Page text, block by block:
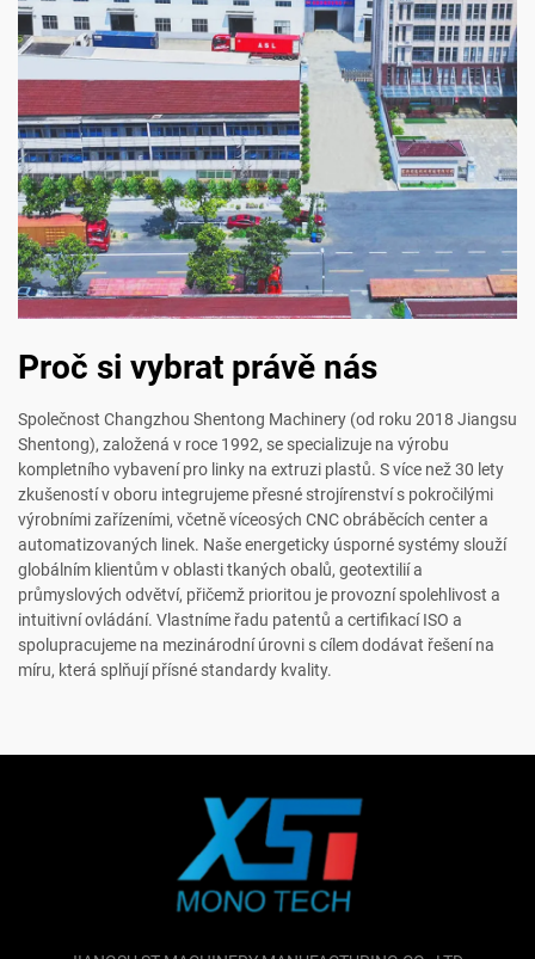
Proč si vybrat právě nás
Společnost Changzhou Shentong Machinery (od roku 2018 Jiangsu
Shentong), založená v roce 1992, se specializuje na výrobu
kompletního vybavení pro linky na extruzi plastů. S více než 30 lety
zkušeností v oboru integrujeme přesné strojírenství s pokročilými
výrobními zařízeními, včetně víceosých CNC obráběcích center a
automatizovaných linek. Naše energeticky úsporné systémy slouží
globálním klientům v oblasti tkaných obalů, geotextilií a
průmyslových odvětví, přičemž prioritou je provozní spolehlivost a
intuitivní ovládání. Vlastníme řadu patentů a certifikací ISO a
spolupracujeme na mezinárodní úrovni s cílem dodávat řešení na
míru, která splňují přísné standardy kvality.